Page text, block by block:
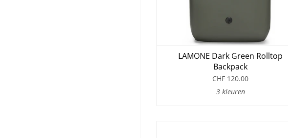
LAMONE Dark Green Rolltop
Backpack
CHF 120.00
3 kleuren